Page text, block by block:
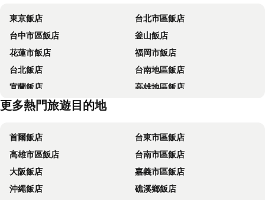
東京飯店
台北市區飯店
台中市區飯店
釜山飯店
花蓮市飯店
福岡市飯店
台北飯店
台南地區飯店
宜蘭飯店
高雄地區飯店
花蓮飯店
更多熱門旅遊目的地
首爾飯店
台東市區飯店
高雄市區飯店
台南市區飯店
大阪飯店
嘉義市區飯店
沖繩飯店
礁溪鄉飯店